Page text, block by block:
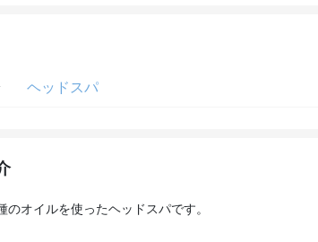
ヘッドスパ
のオイルを使ったヘッドスパです。